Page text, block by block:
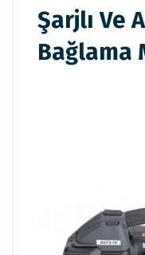
Şarjlı Ve
Bağlama